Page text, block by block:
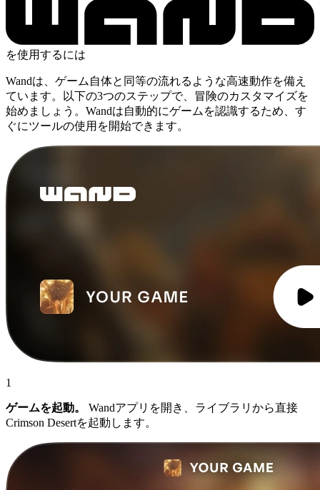
を使用するには
Wandは、ゲーム自体と同等の流れるような高速動作を備え
ています。以下の3つのステップで、冒険のカスタマイズを
始めましょう。Wandは自動的にゲームを認識するため、す
ぐにツールの使用を開始できます。
1
ゲームを起動。
Wandアプリを開き、ライブラリから直接
Crimson Desertを起動します。